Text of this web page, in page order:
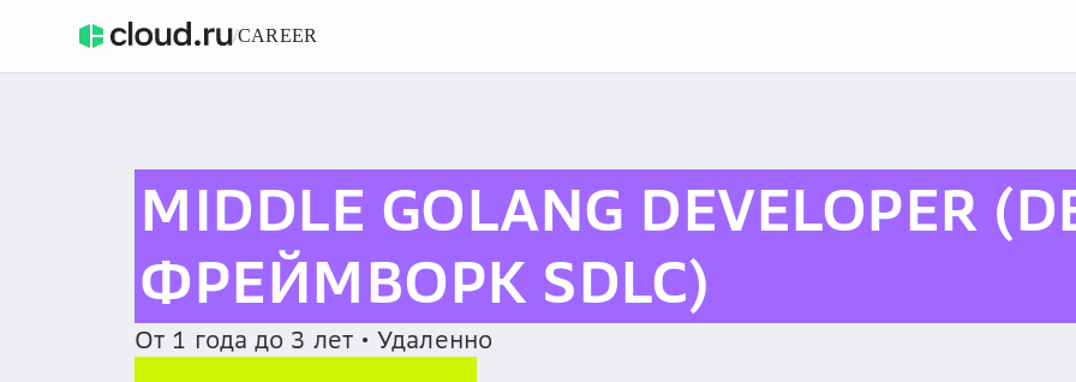
/CAREER
MIDDLE GOLANG DEVELOPER
ФРЕЙМВОРК SDLC)
От 1 года до 3 лет • Удаленно